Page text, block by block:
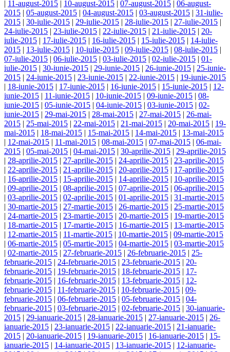
| 11-august-2015 | 10-august-2015 | 07-august-2015 | 06-august-
2015 | 05-august-2015 | 04-august-2015 | 03-august-2015 | 31-iulie-
2015 | 30-iulie-2015 | 29-iulie-2015 | 28-iulie-2015 | 27-iulie-2015 |
24-iulie-2015 | 23-iulie-2015 | 22-iulie-2015 | 21-iulie-2015 | 20-
iulie-2015 | 17-iulie-2015 | 16-iulie-2015 | 15-iulie-2015 | 14-iulie-
2015 | 13-iulie-2015 | 10-iulie-2015 | 09-iulie-2015 | 08-iulie-2015 |
07-iulie-2015 | 06-iulie-2015 | 03-iulie-2015 | 02-iulie-2015 | 01-
iulie-2015 | 30-iunie-2015 | 29-iunie-2015 | 26-iunie-2015 | 25-iunie-
2015 | 24-iunie-2015 | 23-iunie-2015 | 22-iunie-2015 | 19-iunie-2015
| 18-iunie-2015 | 17-iunie-2015 | 16-iunie-2015 | 15-iunie-2015 | 12-
iunie-2015 | 11-iunie-2015 | 10-iunie-2015 | 09-iunie-2015 | 08-
iunie-2015 | 05-iunie-2015 | 04-iunie-2015 | 03-iunie-2015 | 02-
iunie-2015 | 29-mai-2015 | 28-mai-2015 | 27-mai-2015 | 26-mai-
2015 | 25-mai-2015 | 22-mai-2015 | 21-mai-2015 | 20-mai-2015 | 19-
mai-2015 | 18-mai-2015 | 15-mai-2015 | 14-mai-2015 | 13-mai-2015
| 12-mai-2015 | 11-mai-2015 | 08-mai-2015 | 07-mai-2015 | 06-mai-
2015 | 05-mai-2015 | 04-mai-2015 | 30-aprilie-2015 | 29-aprilie-2015
| 28-aprilie-2015 | 27-aprilie-2015 | 24-aprilie-2015 | 23-aprilie-2015
| 22-aprilie-2015 | 21-aprilie-2015 | 20-aprilie-2015 | 17-aprilie-2015
| 16-aprilie-2015 | 15-aprilie-2015 | 14-aprilie-2015 | 10-aprilie-2015
| 09-aprilie-2015 | 08-aprilie-2015 | 07-aprilie-2015 | 06-aprilie-2015
| 03-aprilie-2015 | 02-aprilie-2015 | 01-aprilie-2015 | 31-martie-2015
| 30-martie-2015 | 27-martie-2015 | 26-martie-2015 | 25-martie-2015
| 24-martie-2015 | 23-martie-2015 | 20-martie-2015 | 19-martie-2015
| 18-martie-2015 | 17-martie-2015 | 16-martie-2015 | 13-martie-2015
| 12-martie-2015 | 11-martie-2015 | 10-martie-2015 | 09-martie-2015
| 06-martie-2015 | 05-martie-2015 | 04-martie-2015 | 03-martie-2015
| 02-martie-2015 | 27-februarie-2015 | 26-februarie-2015 | 25-
februarie-2015 | 24-februarie-2015 | 23-februarie-2015 | 20-
februarie-2015 | 19-februarie-2015 | 18-februarie-2015 | 17-
februarie-2015 | 16-februarie-2015 | 13-februarie-2015 | 12-
februarie-2015 | 11-februarie-2015 | 10-februarie-2015 | 09-
februarie-2015 | 06-februarie-2015 | 05-februarie-2015 | 04-
februarie-2015 | 03-februarie-2015 | 02-februarie-2015 | 30-ianuarie-
2015 | 29-ianuarie-2015 | 28-ianuarie-2015 | 27-ianuarie-2015 | 26-
ianuarie-2015 | 23-ianuarie-2015 | 22-ianuarie-2015 | 21-ianuarie-
2015 | 20-ianuarie-2015 | 19-ianuarie-2015 | 16-ianuarie-2015 | 15-
ianuarie-2015 | 14-ianuarie-2015 | 13-ianuarie-2015 | 12-ianuarie-